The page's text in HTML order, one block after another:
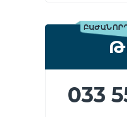
033